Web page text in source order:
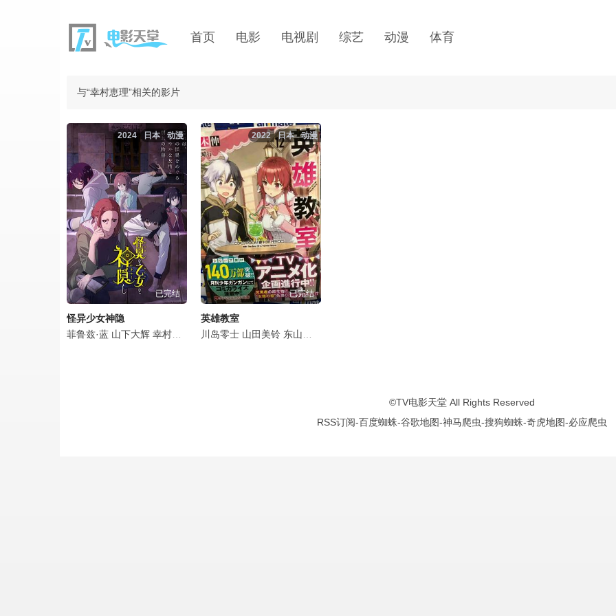
首页 电影 电视剧 综艺 动漫 体育
与“幸村恵理”相关的影片
动漫
日本
2024
已完结
怪异少女神隐
菲鲁兹·蓝 山下大辉 幸村恵理 堀江由衣 高桥李依 会泽纱弥
动漫
日本
2022
已完结
英雄教室
川岛零士 山田美铃 东山奈央
©TV电影天堂 All Rights Reserved
RSS订阅-百度蜘蛛-谷歌地图-神马爬虫-搜狗蜘蛛-奇虎地图-必应爬虫